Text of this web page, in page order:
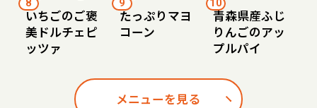
8
いちごのご褒
美ドルチェピ
ッツァ
9
たっぷりマヨ
コーン
10
青森県産ふじ
りんごのアッ
プルパイ
メニューを見る